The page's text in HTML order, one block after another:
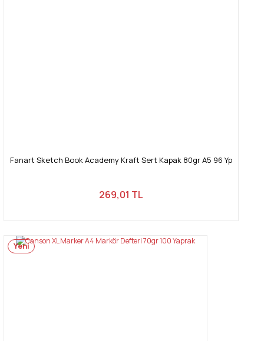
Fanart Sketch Book Academy Kraft Sert Kapak 80gr A5 96 Yp
269,01 TL
Yeni